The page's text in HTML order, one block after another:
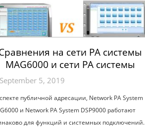
на сети PA системы
MAG6000 и сети PA системы
DSP9000
September 5, 2019
публичной адресации, Network PA System
и Network PA System DSP9000 работают
для функций и системных подключений.